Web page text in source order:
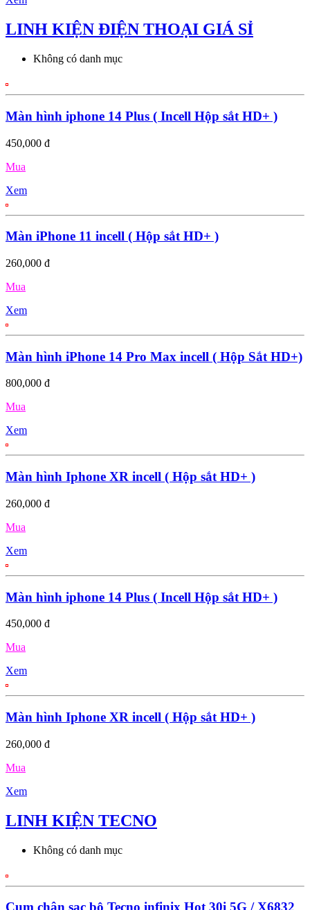
LINH KIỆN ĐIỆN THOẠI GIÁ SỈ
Không có danh mục
Màn hình iphone 14 Plus ( Incell Hộp sắt HD+ )
450,000 đ
Mua
Xem
Màn iPhone 11 incell ( Hộp sắt HD+ )
260,000 đ
Mua
Xem
Màn hình iPhone 14 Pro Max incell ( Hộp Sắt HD+)
800,000 đ
Mua
Xem
Màn hình Iphone XR incell ( Hộp sắt HD+ )
260,000 đ
Mua
Xem
Màn hình iphone 14 Plus ( Incell Hộp sắt HD+ )
450,000 đ
Mua
Xem
Màn hình Iphone XR incell ( Hộp sắt HD+ )
260,000 đ
Mua
Xem
LINH KIỆN TECNO
Không có danh mục
Cụm chân sạc bộ Tecno infinix Hot 30i 5G / X6832